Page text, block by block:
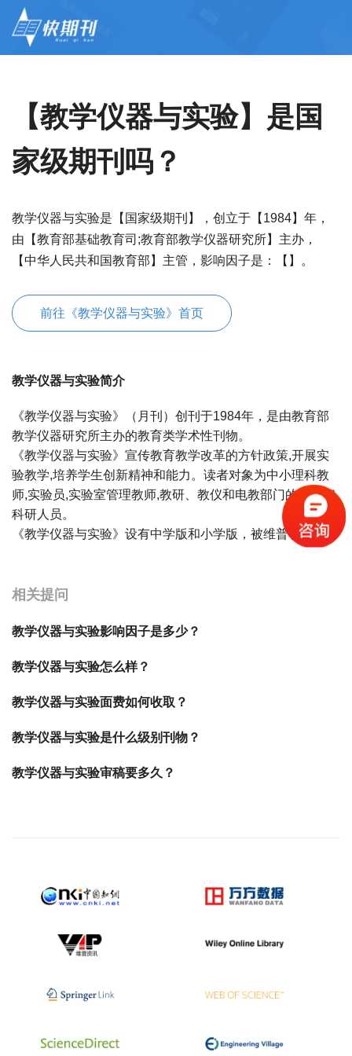
【教学仪器与实验】是国
家级期刊吗？
教学仪器与实验是【国家级期刊】，创立于【1984】年，
由【教育部基础教育司;教育部教学仪器研究所】主办，
【中华人民共和国教育部】主管，影响因子是：【】。
前往《教学仪器与实验》首页
教学仪器与实验简介
《教学仪器与实验》（月刊）创刊于1984年，是由教育部
教学仪器研究所主办的教育类学术性刊物。
《教学仪器与实验》宣传教育教学改革的方针政策,开展实
验教学,培养学生创新精神和能力。读者对象为中小理科教
师,实验员,实验室管理教师,教研、教仪和电教部门的管理和
科研人员。
《教学仪器与实验》设有中学版和小学版，被维普收录。
相关提问
教学仪器与实验影响因子是多少？
教学仪器与实验怎么样？
教学仪器与实验面费如何收取？
教学仪器与实验是什么级别刊物？
教学仪器与实验审稿要多久？